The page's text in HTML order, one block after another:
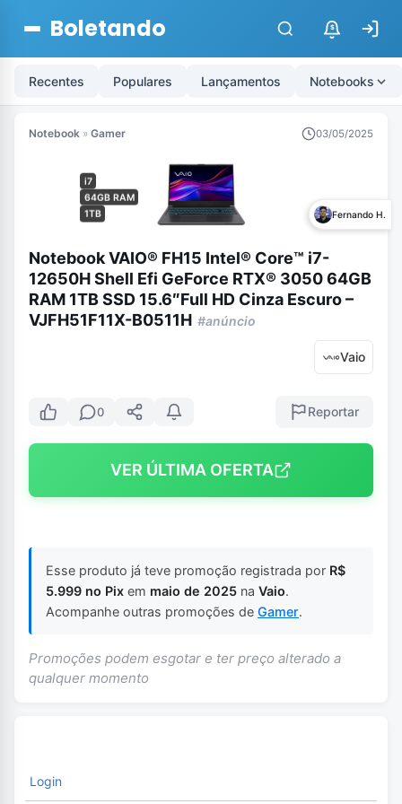
Boletando $
Recentes Populares Lançamentos Notebooks
Notebook » Gamer 03/05/2025
i7
64GB RAM
1TB
Fernando H.
Notebook VAIO® FH15 Intel® Core™ i7-
12650H Shell Efi GeForce RTX® 3050 64GB
RAM 1TB SSD 15.6″Full HD Cinza Escuro –
VJFH51F11X-B0511H #anúncio
Vaio
0 Reportar
VER ÚLTIMA OFERTA
Esse produto já teve promoção registrada por R$
5.999 no Pix em maio de 2025 na Vaio.
Acompanhe outras promoções de Gamer.
Promoções podem esgotar e ter preço alterado a
qualquer momento
Login